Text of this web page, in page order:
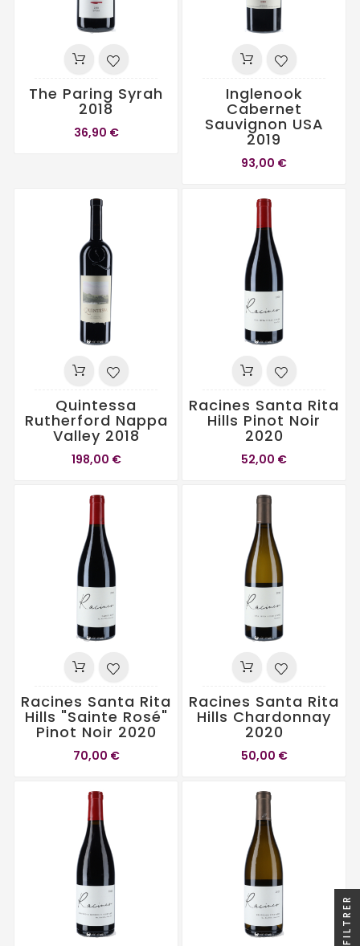
The Paring Syrah
2018
36,90 €
Inglenook
Cabernet
Sauvignon USA
2019
93,00 €
Quintessa
Rutherford Nappa
Valley 2018
198,00 €
Racines Santa Rita
Hills Pinot Noir
2020
52,00 €
Racines Santa Rita
Hills "Sainte Rosé"
Pinot Noir 2020
70,00 €
Racines Santa Rita
Hills Chardonnay
2020
50,00 €
FILTRER